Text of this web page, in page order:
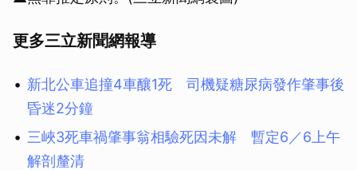
更多三立新聞網報導
新北公車追撞4車釀1死 司機疑糖尿病發作肇事後
昏迷2分鐘
三峽3死車禍肇事翁相驗死因未解 暫定6／6上午
解剖釐清